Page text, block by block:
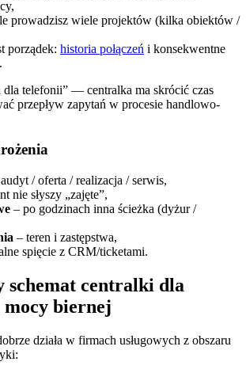
prowadzisz wiele projektów (kilka obiektów /
porządek: historia połączeń i konsekwentne
dla telefonii” — centralka ma skrócić czas
przepływ zapytań w procesie handlowo-
/ oferta / realizacja / serwis,
nie słyszy „zajęte”,
– po godzinach inna ścieżka (dyżur /
– teren i zastępstwa,
spięcie z CRM/ticketami.
schemat centralki dla
biernej
działa w firmach usługowych z obszaru